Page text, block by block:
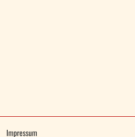
Impressum